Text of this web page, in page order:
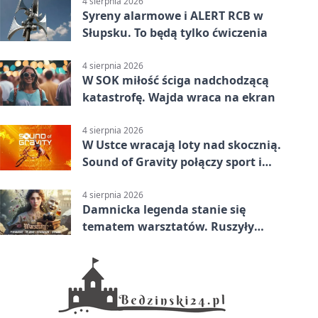
Syreny alarmowe i ALERT RCB w
Słupsku. To będą tylko ćwiczenia
4 sierpnia 2026
W SOK miłość ściga nadchodzącą
katastrofę. Wajda wraca na ekran
4 sierpnia 2026
W Ustce wracają loty nad skocznią.
Sound of Gravity połączy sport i
4 sierpnia 2026
Damnicka legenda stanie się
tematem warsztatów. Ruszyły